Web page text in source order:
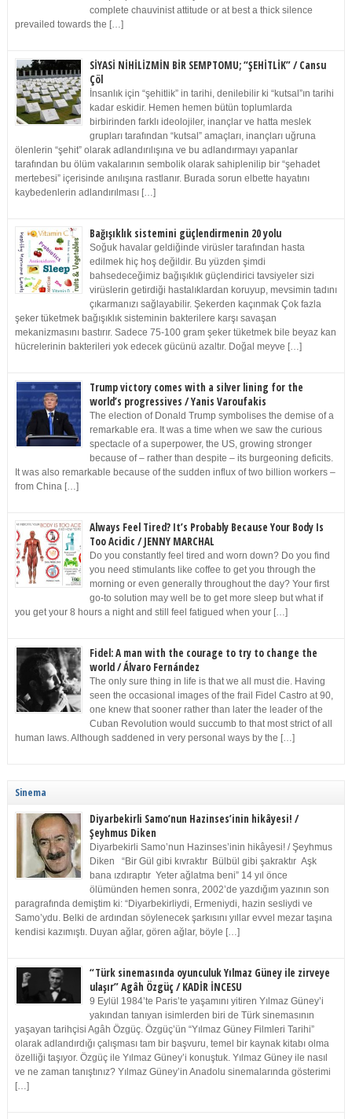
complete chauvinist attitude or at best a thick silence
prevailed towards the […]
SİYASİ NİHİLİZMİN BİR SEMPTOMU; “ŞEHİTLİK” / Cansu
Çöl
İnsanlık için “şehitlik” in tarihi, denilebilir ki “kutsal”ın tarihi
kadar eskidir. Hemen hemen bütün toplumlarda
birbirinden farklı ideolojiler, inançlar ve hatta meslek
grupları tarafından “kutsal” amaçları, inançları uğruna
ölenlerin “şehit” olarak adlandırılışına ve bu adlandırmayı yapanlar
tarafından bu ölüm vakalarının sembolik olarak sahiplenilip bir “şehadet
mertebesi” içerisinde anılışına rastlanır. Burada sorun elbette hayatını
kaybedenlerin adlandırılması […]
Bağışıklık sistemini güçlendirmenin 20 yolu
Soğuk havalar geldiğinde virüsler tarafından hasta
edilmek hiç hoş değildir. Bu yüzden şimdi
bahsedeceğimiz bağışıklık güçlendirici tavsiyeler sizi
virüslerin getirdiği hastalıklardan koruyup, mevsimin tadını
çıkarmanızı sağlayabilir. Şekerden kaçınmak Çok fazla
şeker tüketmek bağışıklık sisteminin bakterilere karşı savaşan
mekanizmasını bastırır. Sadece 75-100 gram şeker tüketmek bile beyaz kan
hücrelerinin bakterileri yok edecek gücünü azaltır. Doğal meyve […]
Trump victory comes with a silver lining for the
world’s progressives / Yanis Varoufakis
The election of Donald Trump symbolises the demise of a
remarkable era. It was a time when we saw the curious
spectacle of a superpower, the US, growing stronger
because of – rather than despite – its burgeoning deficits.
It was also remarkable because of the sudden influx of two billion workers –
from China […]
Always Feel Tired? It’s Probably Because Your Body Is
Too Acidic / JENNY MARCHAL
Do you constantly feel tired and worn down? Do you find
you need stimulants like coffee to get you through the
morning or even generally throughout the day? Your first
go-to solution may well be to get more sleep but what if
you get your 8 hours a night and still feel fatigued when your […]
Fidel: A man with the courage to try to change the
world / Álvaro Fernández
The only sure thing in life is that we all must die. Having
seen the occasional images of the frail Fidel Castro at 90,
one knew that sooner rather than later the leader of the
Cuban Revolution would succumb to that most strict of all
human laws. Although saddened in very personal ways by the […]
Sinema
Diyarbekirli Samo’nun Hazinses’inin hikâyesi! /
Şeyhmus Diken
Diyarbekirli Samo’nun Hazinses’inin hikâyesi! / Şeyhmus
Diken “Bir Gül gibi kıvraktır Bülbül gibi şakraktır Aşk
bana ızdıraptır Yeter ağlatma beni” 14 yıl önce
ölümünden hemen sonra, 2002’de yazdığım yazının son
paragrafında demiştim ki: “Diyarbekirliydi, Ermeniydi, hazin sesliydi ve
Samo’ydu. Belki de ardından söylenecek şarkısını yıllar evvel mezar taşına
kendisi kazımıştı. Duyan ağlar, gören ağlar, böyle […]
“Türk sinemasında oyunculuk Yılmaz Güney ile zirveye
ulaşır” Agâh Özgüç / KADİR İNCESU
9 Eylül 1984’te Paris’te yaşamını yitiren Yılmaz Güney’i
yakından tanıyan isimlerden biri de Türk sinemasının
yaşayan tarihçisi Agâh Özgüç. Özgüç’ün “Yılmaz Güney Filmleri Tarihi”
olarak adlandırdığı çalışması tam bir başvuru, temel bir kaynak kitabı olma
özelliği taşıyor. Özgüç ile Yılmaz Güney’i konuştuk. Yılmaz Güney ile nasıl
ve ne zaman tanıştınız? Yılmaz Güney’in Anadolu sinemalarında gösterimi
[…]